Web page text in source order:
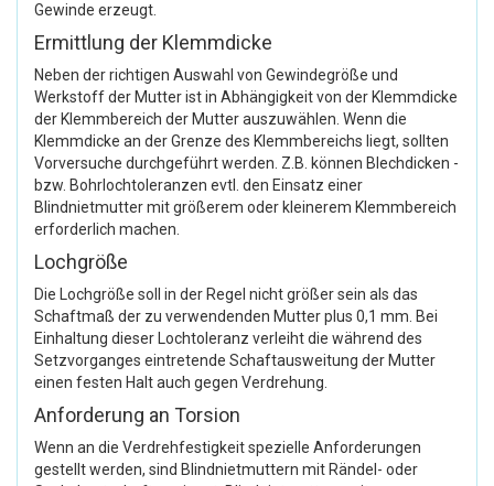
Gewinde erzeugt.
Ermittlung der Klemmdicke
Neben der richtigen Auswahl von Gewindegröße und
Werkstoff der Mutter ist in Abhängigkeit von der Klemmdicke
der Klemmbereich der Mutter auszuwählen. Wenn die
Klemmdicke an der Grenze des Klemmbereichs liegt, sollten
Vorversuche durchgeführt werden. Z.B. können Blechdicken -
bzw. Bohrlochtoleranzen evtl. den Einsatz einer
Blindnietmutter mit größerem oder kleinerem Klemmbereich
erforderlich machen.
Lochgröße
Die Lochgröße soll in der Regel nicht größer sein als das
Schaftmaß der zu verwendenden Mutter plus 0,1 mm. Bei
Einhaltung dieser Lochtoleranz verleiht die während des
Setzvorganges eintretende Schaftausweitung der Mutter
einen festen Halt auch gegen Verdrehung.
Anforderung an Torsion
Wenn an die Verdrehfestigkeit spezielle Anforderungen
gestellt werden, sind Blindnietmuttern mit Rändel- oder